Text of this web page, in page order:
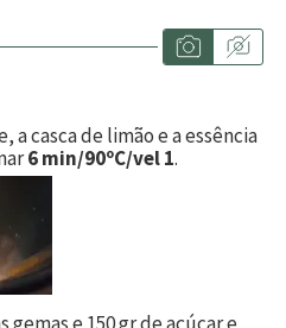
a casca de limão e a essência
6 min/90ºC/vel 1.